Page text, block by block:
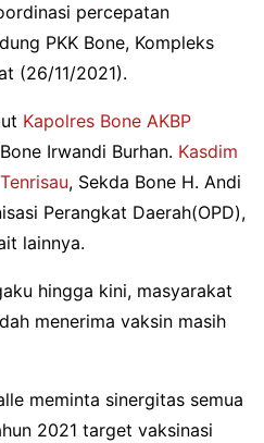
percepatan
PKK Bone, Kompleks
(26/11/2021).
Kapolres Bone AKBP
Irwandi Burhan. Kasdim
, Sekda Bone H. Andi
Perangkat Daerah(OPD),
lainnya.
hingga kini, masyarakat
menerima vaksin masih
meminta sinergitas semua
2021 target vaksinasi